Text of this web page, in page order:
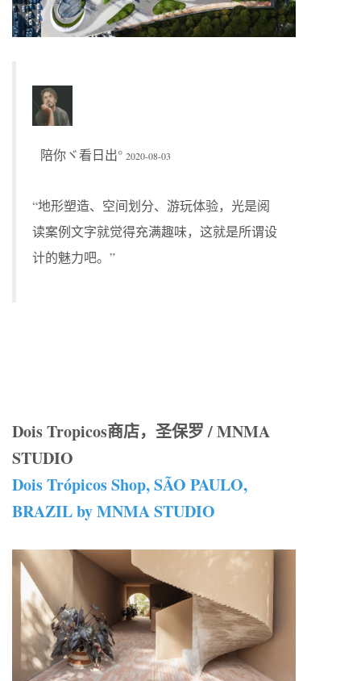
陪你ヾ看日出° 2020-08-03
“地形塑造、空间划分、游玩体验，光是阅
读案例文字就觉得充满趣味，这就是所谓设
计的魅力吧。”
Dois Tropicos商店，圣保罗 / MNMA
STUDIO
Dois Trópicos Shop, SÃO PAULO,
BRAZIL by MNMA STUDIO